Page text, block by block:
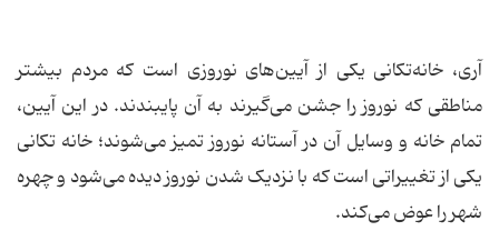
آری، خانه‌تکانی یکی از آیین‌های نوروزی است که مردم بیشتر
مناطقی که نوروز را جشن می‌گیرند به آن پایبندند. در این آیین،
تمام خانه و وسایل آن در آستانه نوروز تمیز می‌شوند؛ خانه تکانی
یکی از تغییراتی است که با نزدیک شدن نوروز دیده می‌شود و چهره
شهر را عوض می‌کند.